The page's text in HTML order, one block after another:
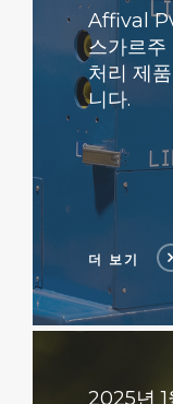
Affival
스가르주
처리 제
니다.
더 보기
2025년 1